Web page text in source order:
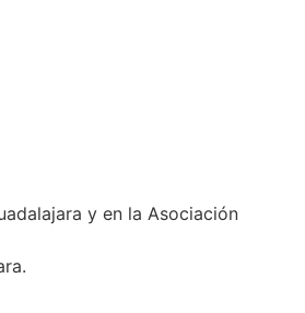
y en la Asociación